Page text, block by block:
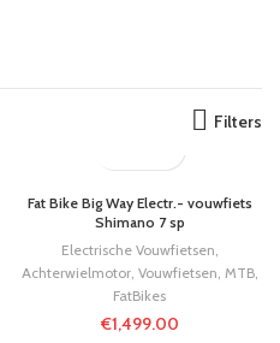
Filters
Fat Bike Big Way Electr.- vouwfiets
Shimano 7 sp
Electrische Vouwfietsen
Achterwielmotor, Vouwfietsen MTB,
FatBikes
€1,499.00